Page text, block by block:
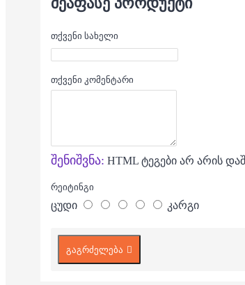
თქვენი სახელი
თქვენი კომენტარი
შენიშვნა: HTML ტეგები არ არის
რეიტინგი
ცუდი კარგი
გაგრძელება